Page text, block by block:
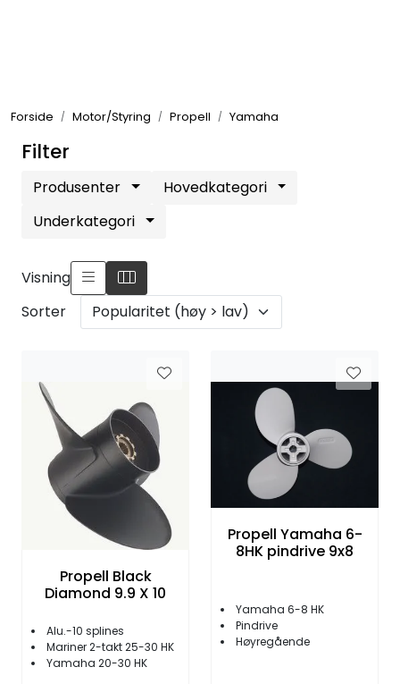
Forside Motor/Styring Propell Yamaha
Filter
Produsenter
Hovedkategori
Underkategori
Visning
Sorter
Propell Black
Diamond 9.9 X 10
Alu.-10 splines
Mariner 2-takt 25-30 HK
Yamaha 20-30 HK
Propell Yamaha 6-
8HK pindrive 9x8
Yamaha 6-8 HK
Pindrive
Høyregående
Bygg/Innredning
VVS
Fortøyning
Fritid/Sikkerhet
Båtpleie/Opplag
Seil